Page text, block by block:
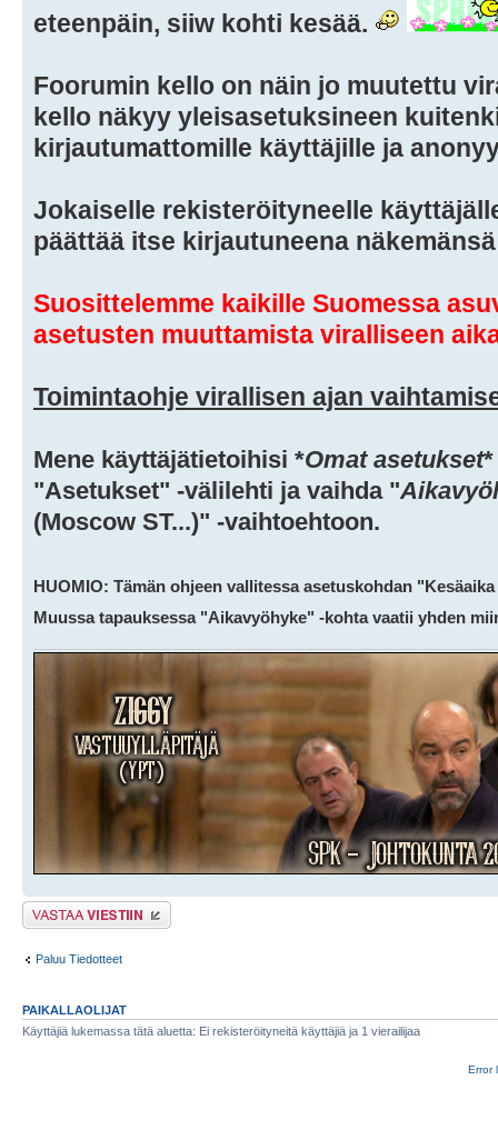
eteenpäin, siiw kohti kesää.
Foorumin kello on näin jo muutettu
kello näkyy yleisasetuksineen
kirjautumattomille käyttäjille ja
Jokaiselle rekisteröityneelle
päättää itse kirjautuneena
Suosittelemme kaikille Suomessa
asetusten muuttamista viralliseen
Toimintaohje virallisen ajan
Mene käyttäjätietoihisi *Omat asetukset
"Asetukset" -välilehti ja vaihda "
(Moscow ST...)" -vaihtoehtoon.
HUOMIO: Tämän ohjeen vallitessa asetuskohdan
Muussa tapauksessa "Aikavyöhyke" -kohta vaatii yhden
Lähetä vastaus
Paluu Tiedotteet
PAIKALLAOLIJAT
Käyttäjiä lukemassa tätä aluetta: Ei rekisteröityneitä käyttäjiä ja 1 vierailijaa
Error